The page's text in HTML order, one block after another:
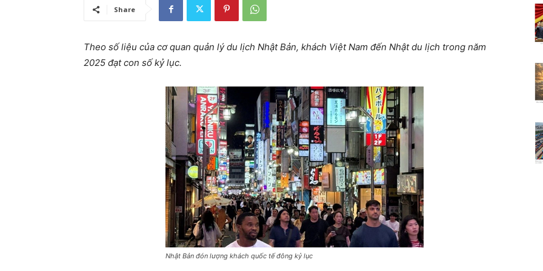
Share
Theo số liệu của cơ quan quản lý du lịch Nhật Bản, khách Việt Nam đến Nhật du lịch trong năm
2025 đạt con số kỷ lục.
Nhật Bản đón lượng khách quốc tế đông kỷ lục